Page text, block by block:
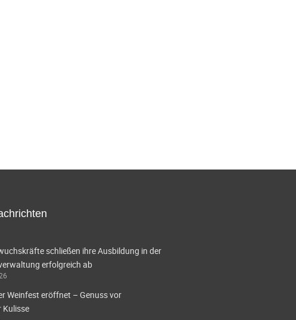
schließen ihre Ausbildung in der
erfolgreich ab
Weinfest eröffnet – Genuss vor
Kulisse